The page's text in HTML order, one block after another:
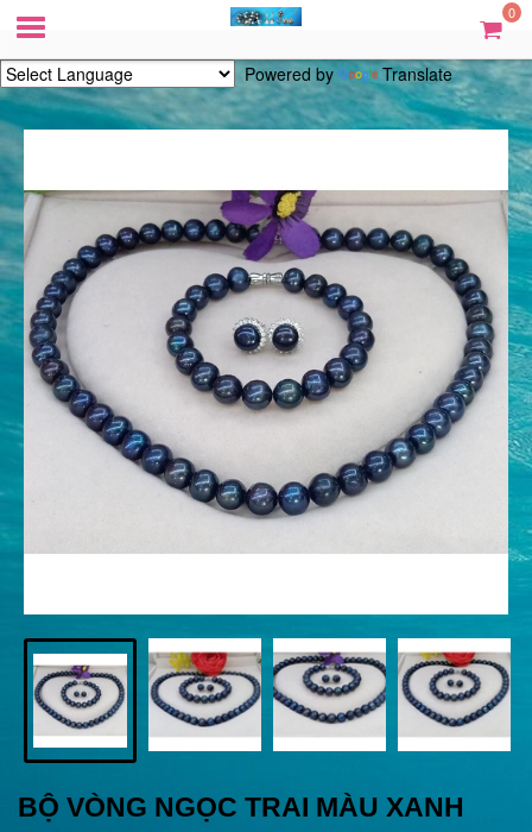
0
Powered by Translate
BỘ VÒNG NGỌC TRAI MÀU XANH